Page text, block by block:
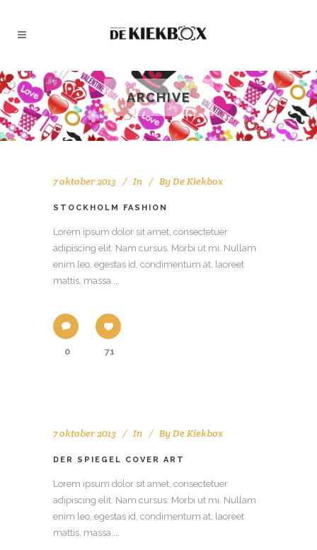
ARCHIVE
7 oktober 2013 In By De Kiekbox
STOCKHOLM FASHION
Lorem ipsum dolor sit amet, consectetuer
adipiscing elit. Nam cursus. Morbi ut mi. Nullam
enim leo, egestas id, condimentum at, laoreet
mattis, massa....
0 71
7 oktober 2013 In By De Kiekbox
DER SPIEGEL COVER ART
Lorem ipsum dolor sit amet, consectetuer
adipiscing elit. Nam cursus. Morbi ut mi. Nullam
enim leo, egestas id, condimentum at, laoreet
mattis, massa....